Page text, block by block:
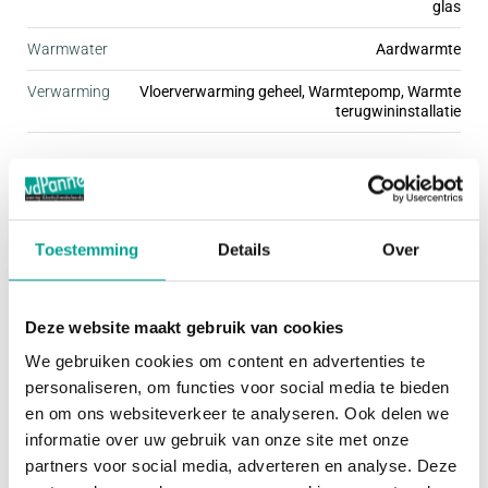
Toestemming Details Over
Deze website maakt gebruik van cookies
We gebruiken cookies om content en advertenties te
personaliseren, om functies voor social media te bieden
en om ons websiteverkeer te analyseren. Ook delen we
informatie over uw gebruik van onze site met onze
partners voor social media, adverteren en analyse. Deze
worden met een grote verscheidenheid aan
woningtypen ingericht. Daardoor is er voor
stuk zijn deze woningen fraai afgewerkt met mooie
De kleine woonbuurten hebben een ding met elkaar
zorgt ervoor dat je rustig en omgeven door groen
woont, terwijl je de dynamiek van de stad
gemakkelijk kunt opzoeken.
Het programma van Praal bestaat uit een ruime
glas
Warmwater Aardwarmte
Verwarming
Vloerverwarming geheel, Warmtepomp, Warmte
terugwininstallatie
Buitenruimte
Bergruimte
Garage Geen garage
Schuur / Berging VRIJSTAAND_HOUT